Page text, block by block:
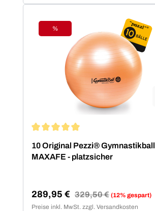
Rabatt
%
10 Original Pezzi® Gymnastikball
MAXAFE - platzsicher
Verkaufspreis:
289,95 € Regulärer Preis:
329,50 € (12% gespart)
Preise inkl. MwSt. zzgl. Versandkosten